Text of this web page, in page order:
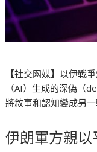
【社交网媒】以伊戰
（AI）生成的深偽（
將敘事和認知變成另
伊朗軍方親